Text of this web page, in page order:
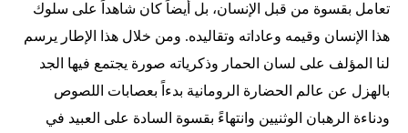
تعامل بقسوة من قبل الإنسان، بل أيضاً كان شاهداً على سلوك
هذا الإنسان وقيمه وعاداته وتقاليده. ومن خلال هذا الإطار يرسم
لنا المؤلف على لسان الحمار وذكرياته صورة يجتمع فيها الجد
بالهزل عن عالم الحضارة الرومانية بدءاً بعصابات اللصوص
ودناءة الرهبان الوثنيين وانتهاءً بقسوة السادة على العبيد في